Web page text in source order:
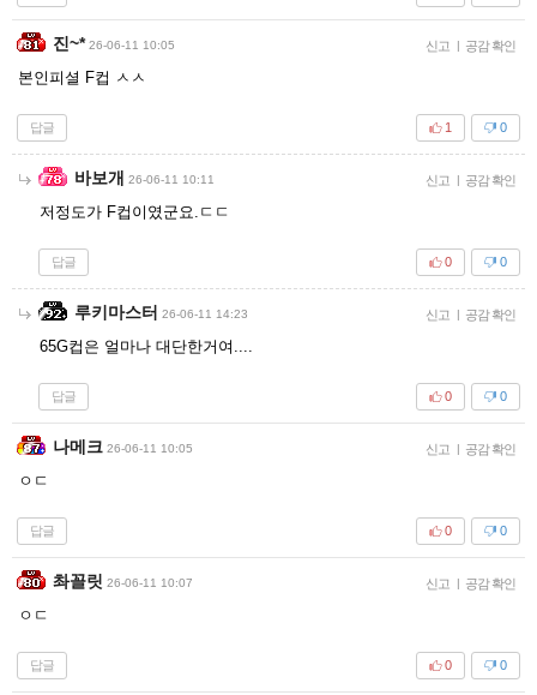
진~* 26-06-11 10:05 신고 | 공감 확인
본인피셜 F컵 ㅅㅅ
답글 0
1
바보개 26-06-11 10:11 신고 | 공감 확인
저정도가 F컵이였군요.ㄷㄷ
답글 0
0
루키마스터 26-06-11 14:23 신고 | 공감 확인
65G컵은 얼마나 대단한거여....
답글 0
0
나메크 26-06-11 10:05 신고 | 공감 확인
ㅇㄷ
답글 0
0
촤꼴릿 26-06-11 10:07 신고 | 공감 확인
ㅇㄷ
답글 0
0